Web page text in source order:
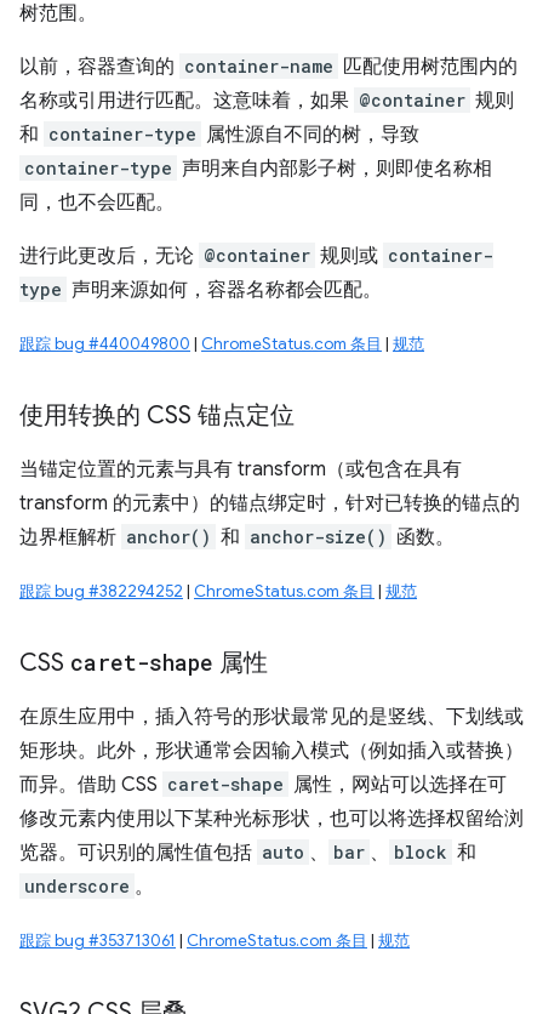
树范围。
以前，容器查询的 container-name 匹配使用树范围内的
名称或引用进行匹配。这意味着，如果 @container 规则
和 container-type 属性源自不同的树，导致
container-type 声明来自内部影子树，则即使名称相
同，也不会匹配。
进行此更改后，无论 @container 规则或 container-
type 声明来源如何，容器名称都会匹配。
跟踪 bug #440049800 | ChromeStatus.com 条目 | 规范
使用转换的 CSS 锚点定位
当锚定位置的元素与具有 transform（或包含在具有
transform 的元素中）的锚点绑定时，针对已转换的锚点的
边界框解析 anchor() 和 anchor-size() 函数。
跟踪 bug #382294252 | ChromeStatus.com 条目 | 规范
CSS caret-shape 属性
在原生应用中，插入符号的形状最常见的是竖线、下划线或
矩形块。此外，形状通常会因输入模式（例如插入或替换）
而异。借助 CSS caret-shape 属性，网站可以选择在可
修改元素内使用以下某种光标形状，也可以将选择权留给浏
览器。可识别的属性值包括 auto 、 bar 、 block 和
underscore 。
跟踪 bug #353713061 | ChromeStatus.com 条目 | 规范